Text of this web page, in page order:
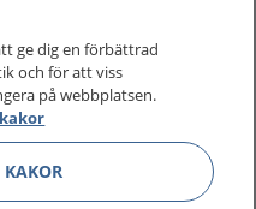
ge dig en förbättrad
och för att viss
på webbplatsen.